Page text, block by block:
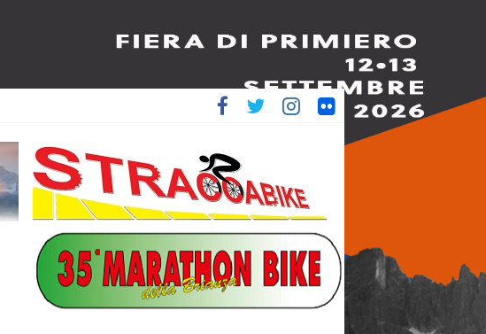
Corvi fora ed è 4^
tra gli italiani
storia